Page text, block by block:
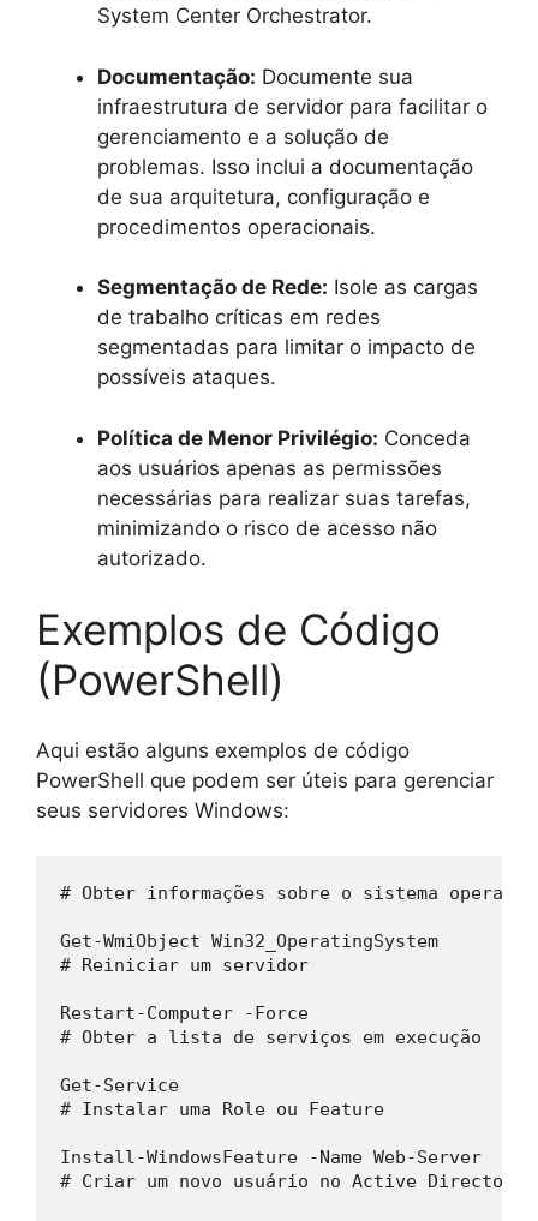
System Center Orchestrator.
Documentação: Documente sua
infraestrutura de servidor para facilitar o
gerenciamento e a solução de
problemas. Isso inclui a documentação
de sua arquitetura, configuração e
procedimentos operacionais.
Segmentação de Rede: Isole as cargas
de trabalho críticas em redes
segmentadas para limitar o impacto de
possíveis ataques.
Política de Menor Privilégio: Conceda
aos usuários apenas as permissões
necessárias para realizar suas tarefas,
minimizando o risco de acesso não
autorizado.
Exemplos de Código
(PowerShell)
Aqui estão alguns exemplos de código
PowerShell que podem ser úteis para gerenciar
seus servidores Windows:
# Obter informações sobre o sistema
Get-WmiObject Win32_OperatingSystem
# Reiniciar um servidor
Restart-Computer -Force
# Obter a lista de serviços em execução
Get-Service
# Instalar uma Role ou Feature
Install-WindowsFeature -Name Web-Server
# Criar um novo usuário no Active Directory